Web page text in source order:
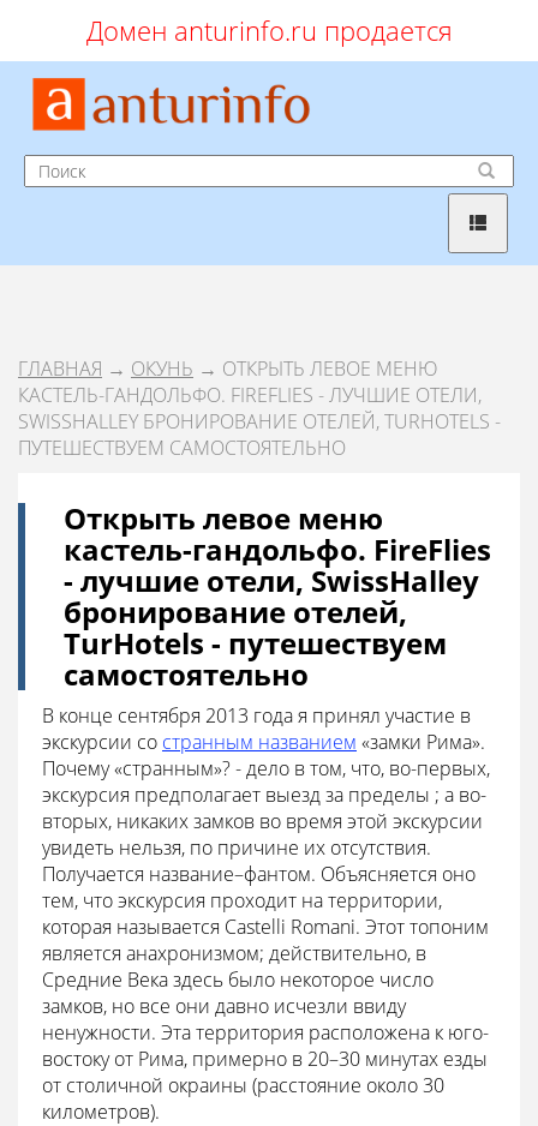
Домен anturinfo.ru продается
ГЛАВНАЯ → ОКУНЬ → ОТКРЫТЬ ЛЕВОЕ МЕНЮ
КАСТЕЛЬ-ГАНДОЛЬФО. FIREFLIES - ЛУЧШИЕ ОТЕЛИ,
SWISSHALLEY БРОНИРОВАНИЕ ОТЕЛЕЙ, TURHOTELS -
ПУТЕШЕСТВУЕМ САМОСТОЯТЕЛЬНО
Открыть левое меню
кастель-гандольфо. FireFlies
- лучшие отели, SwissHalley
бронирование отелей,
TurHotels - путешествуем
самостоятельно
В конце сентября 2013 года я принял участие в
экскурсии со странным названием «замки Рима».
Почему «странным»? - дело в том, что, во-первых,
экскурсия предполагает выезд за пределы ; а во-
вторых, никаких замков во время этой экскурсии
увидеть нельзя, по причине их отсутствия.
Получается название–фантом. Объясняется оно
тем, что экскурсия проходит на территории,
которая называется Castelli Romani. Этот топоним
является анахронизмом; действительно, в
Средние Века здесь было некоторое число
замков, но все они давно исчезли ввиду
ненужности. Эта территория расположена к юго-
востоку от Рима, примерно в 20–30 минутах езды
от столичной окраины (расстояние около 30
километров).